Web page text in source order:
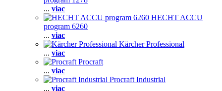
... viac
HECHT ACCU
program 6260
... viac
Kärcher Professional
... viac
Procraft
... viac
Procraft Industrial
... viac